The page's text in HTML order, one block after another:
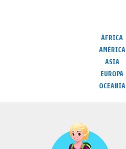
ÁFRICA
AMÉRICA
ASIA
EUROPA
OCEANÍA